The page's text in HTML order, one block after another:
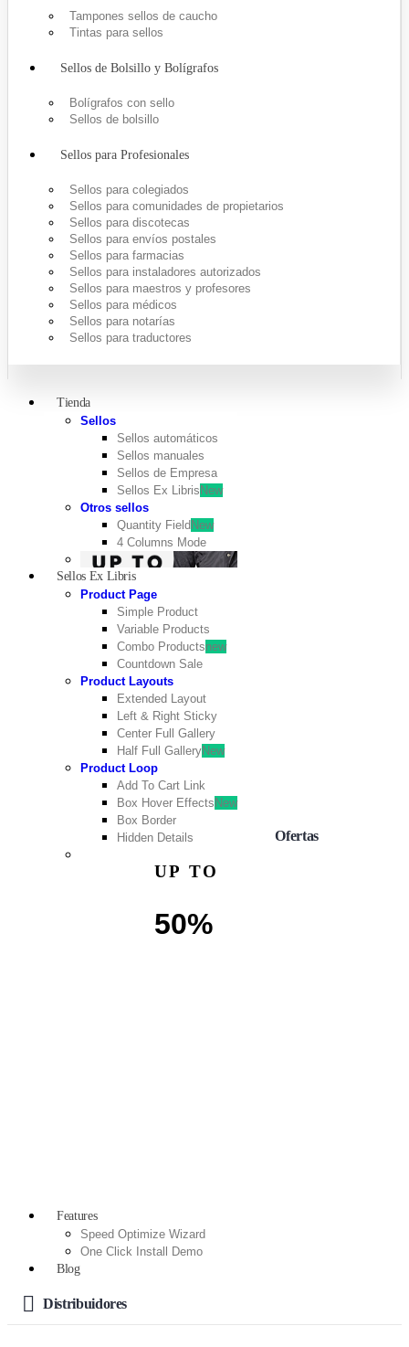
Tampones sellos de caucho
Tintas para sellos
Sellos de Bolsillo y Bolígrafos
Bolígrafos con sello
Sellos de bolsillo
Sellos para Profesionales
Sellos para colegiados
Sellos para comunidades de propietarios
Sellos para discotecas
Sellos para envíos postales
Sellos para farmacias
Sellos para instaladores autorizados
Sellos para maestros y profesores
Sellos para médicos
Sellos para notarías
Sellos para traductores
Tienda
Sellos
Sellos automáticos
Sellos manuales
Sellos de Empresa
Sellos Ex Libris New
Otros sellos
Quantity Field New
4 Columns Mode
Sellos Ex Libris
Product Page
Simple Product
Variable Products
Combo Productsnew
Countdown Sale
Product Layouts
Extended Layout
Left & Right Sticky
Center Full Gallery
Half Full GalleryNew
Product Loop
Add To Cart Link
Box Hover Effects New
Box Border
Hidden Details
UP TO
50%
OFF
Features
Speed Optimize Wizard
One Click Install Demo
Blog
Ofertas
Distribuidores